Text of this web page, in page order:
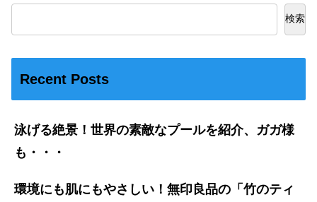
検索
Recent Posts
泳げる絶景！世界の素敵なプールを紹介、ガガ様
も・・・
環境にも肌にもやさしい！無印良品の「竹のティ